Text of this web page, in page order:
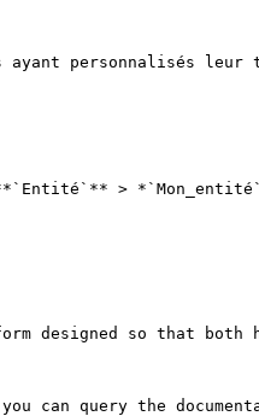
personnalisés leur
>
designed so that both
query the